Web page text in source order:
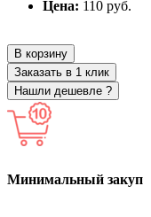
Цена: 110 руб.
В корзину
Заказать в 1 клик
Нашли дешевле ?
Минимальный закуп